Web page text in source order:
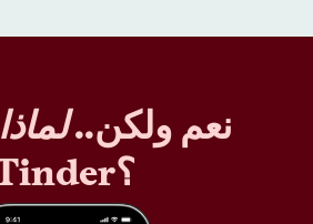
نعم ولكن..لماذا
Tinder؟